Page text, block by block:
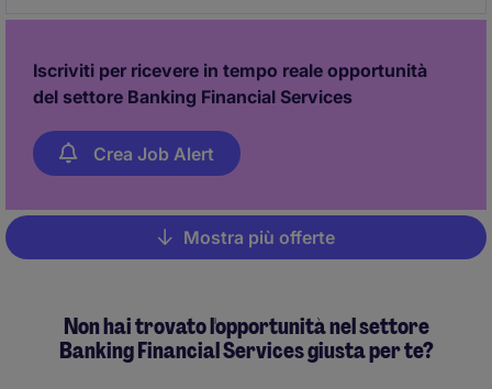
Iscriviti per ricevere in tempo reale opportunità
del settore Banking Financial Services
Crea Job Alert
Pagination
Mostra più offerte
Non hai trovato l'opportunità nel settore
Banking Financial Services giusta per te?